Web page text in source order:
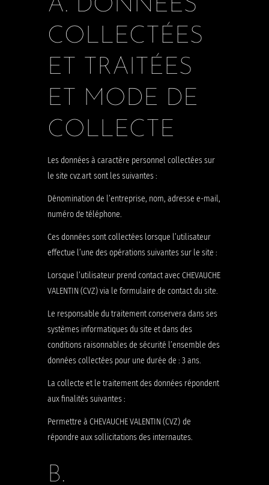
A. DONNÉES
COLLECTÉES
ET TRAITÉES
ET MODE DE
COLLECTE
Les données à caractère personnel collectées sur
le site cvz.artsont les suivantes :
Dénomination de l’entreprise, nom, adresse e-mail,
numéro de téléphone.
Ces données sont collectées lorsque l’utilisateur
effectue l’une des opérations suivantes sur le site :
Lorsque l’utilisateur prend contact avec CHEVAUCHE
VALENTIN (CVZ) via le formulaire de contact du site.
Le responsable du traitement conservera dans ses
systèmes informatiques du site et dans des
conditions raisonnables de sécurité l’ensemble des
données collectées pour une durée de : 3 ans.
La collecte et le traitement des données répondent
aux finalités suivantes :
Permettre à CHEVAUCHE VALENTIN (CVZ) de
répondre aux sollicitations des internautes.
B.